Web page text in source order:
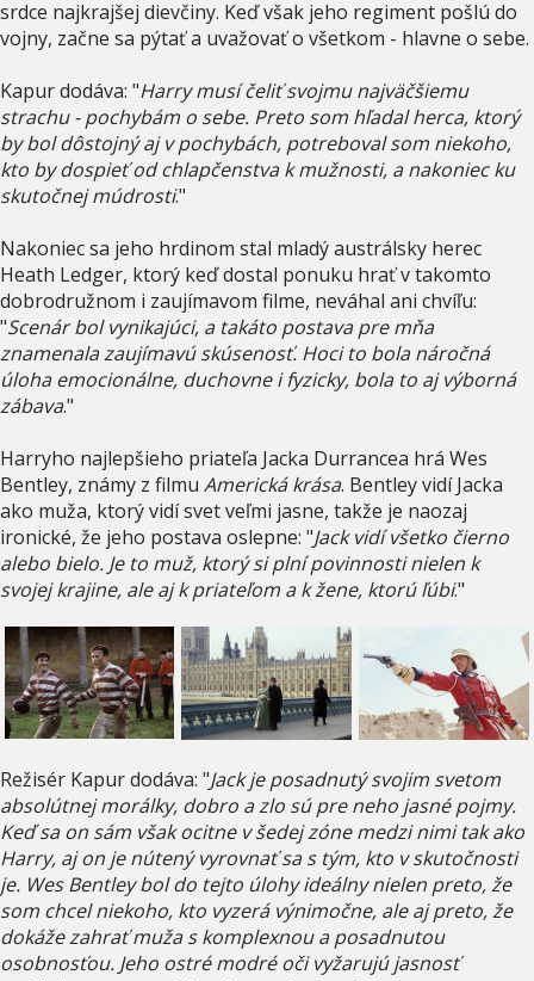
srdce najkrajšej dievčiny. Keď však jeho regiment pošlú do
vojny, začne sa pýtať a uvažovať o všetkom - hlavne o sebe.
Kapur dodáva: "Harry musí čeliť svojmu najväčšiemu
strachu - pochybám o sebe. Preto som hľadal herca, ktorý
by bol dôstojný aj v pochybách, potreboval som niekoho,
kto by dospieť od chlapčenstva k mužnosti, a nakoniec ku
skutočnej múdrosti."
Nakoniec sa jeho hrdinom stal mladý austrálsky herec
Heath Ledger, ktorý keď dostal ponuku hrať v takomto
dobrodružnom i zaujímavom filme, neváhal ani chvíľu:
"Scenár bol vynikajúci, a takáto postava pre mňa
znamenala zaujímavú skúsenosť. Hoci to bola náročná
úloha emocionálne, duchovne i fyzicky, bola to aj výborná
zábava."
Harryho najlepšieho priateľa Jacka Durrancea hrá Wes
Bentley, známy z filmu Americká krása. Bentley vidí Jacka
ako muža, ktorý vidí svet veľmi jasne, takže je naozaj
ironické, že jeho postava oslepne: "Jack vidí všetko čierno
alebo bielo. Je to muž, ktorý si plní povinnosti nielen k
svojej krajine, ale aj k priateľom a k žene, ktorú ľúbi."
Režisér Kapur dodáva: "Jack je posadnutý svojim svetom
absolútnej morálky, dobro a zlo sú pre neho jasné pojmy.
Keď sa on sám však ocitne v šedej zóne medzi nimi tak ako
Harry, aj on je nútený vyrovnať sa s tým, kto v skutočnosti
je. Wes Bentley bol do tejto úlohy ideálny nielen preto, že
som chcel niekoho, kto vyzerá výnimočne, ale aj preto, že
dokáže zahrať muža s komplexnou a posadnutou
osobnosťou. Jeho ostré modré oči vyžarujú jasnosť